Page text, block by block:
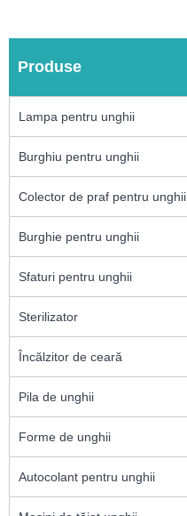
Produse
Lampa pentru unghii
Burghiu pentru unghii
Colector de praf pentru unghii
Burghie pentru unghii
Sfaturi pentru unghii
Sterilizator
Încălzitor de ceară
Pila de unghii
Forme de unghii
Autocolant pentru unghii